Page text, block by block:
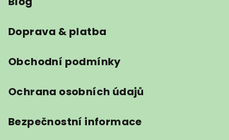
Doprava & platba
Obchodní podmínky
Ochrana osobních údajů
Bezpečnostní informace